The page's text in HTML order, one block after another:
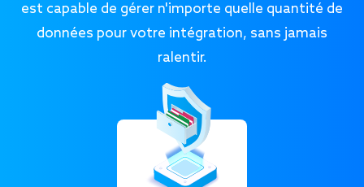
est capable de gérer n'importe quelle quantité de
données pour votre intégration, sans jamais
ralentir.